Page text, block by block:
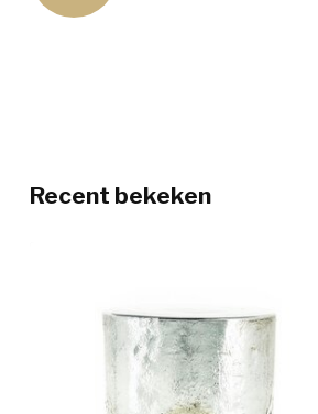
Recent bekeken